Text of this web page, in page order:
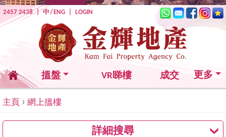
2457 2438|中/ ENG LOGIN
搵盤 VR睇樓 成交 更多
主頁 › 網上搵樓
詳細搜尋